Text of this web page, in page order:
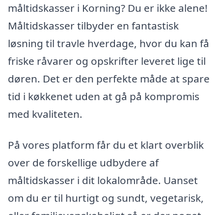
måltidskasser i Korning? Du er ikke alene!
Måltidskasser tilbyder en fantastisk
løsning til travle hverdage, hvor du kan få
friske råvarer og opskrifter leveret lige til
døren. Det er den perfekte måde at spare
tid i køkkenet uden at gå på kompromis
med kvaliteten.
På vores platform får du et klart overblik
over de forskellige udbydere af
måltidskasser i dit lokalområde. Uanset
om du er til hurtigt og sundt, vegetarisk,